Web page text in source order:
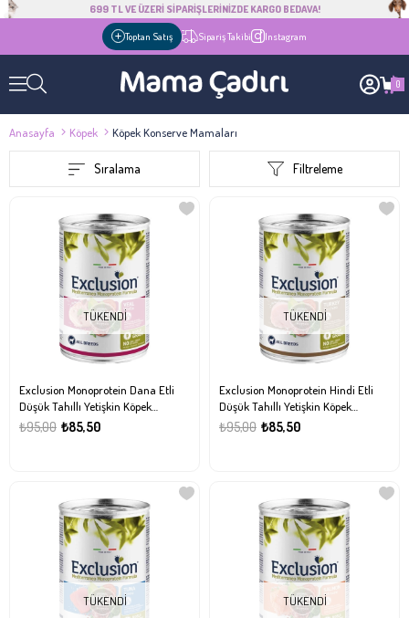
699 TL VE ÜZERİ SİPARİŞLERİNİZDE KARGO BEDAVA!
Toptan Satış Sipariş Takibi Instagram
0
Anasayfa Köpek Köpek Konserve Mamaları
Filtreleme
Sıralama
TÜKENDI
Exclusion Monoprotein Dana Etli
Düşük Tahıllı Yetişkin Köpek
Konservesi 400gr
₺85,50
₺95,00
TÜKENDI
Exclusion Monoprotein Hindi Etli
Düşük Tahıllı Yetişkin Köpek
Konservesi 400gr
₺85,50
₺95,00
TÜKENDI TÜKENDI